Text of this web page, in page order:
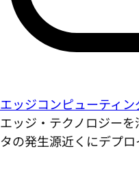
エッジコンピューティン
エッジ・テクノロジー
タの発生源近くにデプロ